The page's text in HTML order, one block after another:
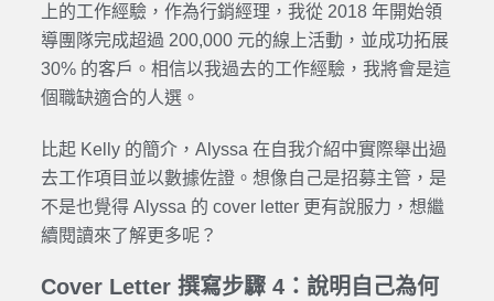
上的工作經驗，作為行銷經理，我從 2018 年開始領
導團隊完成超過 200,000 元的線上活動，並成功拓展
30% 的客戶。相信以我過去的工作經驗，我將會是這
個職缺適合的人選。
比起 Kelly 的簡介，Alyssa 在自我介紹中實際舉出過
去工作項目並以數據佐證。想像自己是招募主管，是
不是也覺得 Alyssa 的 cover letter 更有說服力，想繼
續閱讀來了解更多呢？
Cover Letter 撰寫步驟 4：說明自己為何